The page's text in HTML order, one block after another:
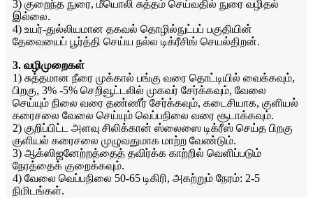
3) குறைந்த நுரை, மீயொலி சுத்தம் செய்வதில் நுரை வழிதல்
இல்லை.
4) உயர்-துல்லியமான தகவல் தொழில்நுட்பப் பகுதியின்
தேவையைப் பூர்த்தி செய்ய நல்ல டிக்ரீசிங் செயல்திறன்.
3. வழிமுறைகள்
1) சுத்தமான நீரை முக்கால் பங்கு வரை தொட்டியில் வைக்கவும்,
பிறகு, 3% -5% செறிவூட்டலில் முகவர் சேர்க்கவும், வேலை
செய்யும் நிலை வரை தண்ணீர் சேர்க்கவும், கடைசியாக, குளியல்
கரைசலை வேலை செய்யும் வெப்பநிலை வரை சூடாக்கவும்.
2) குறிப்பிட்ட அளவு சிலிக்கான் ஸ்லைஸை டிக்ரீஸ் செய்த பிறகு
குளியல் கரைசலை முழுவதுமாக மாற்ற வேண்டும்.
3) ஆக்ஸிஜனேற்றத்தைத் தவிர்க்க காற்றில் வெளிப்படும்
நேரத்தைக் குறைக்கவும்.
4) வேலை வெப்பநிலை 50-65 டிகிரி, அகற்றும் நேரம்: 2-5
நிமிடங்கள்.